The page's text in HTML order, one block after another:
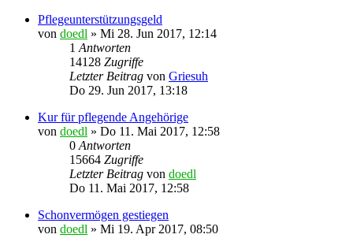
Pflegeunterstützungsgeld
von doedl » Mi 28. Jun 2017, 12:14
1 Antworten
14128 Zugriffe
Letzter Beitrag von Griesuh
Do 29. Jun 2017, 13:18
Kur für pflegende Angehörige
von doedl » Do 11. Mai 2017, 12:58
0 Antworten
15664 Zugriffe
Letzter Beitrag von doedl
Do 11. Mai 2017, 12:58
Schonvermögen gestiegen
von doedl » Mi 19. Apr 2017, 08:50